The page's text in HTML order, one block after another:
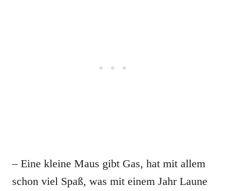
– Eine kleine Maus gibt Gas, hat mit allem
schon viel Spaß, was mit einem Jahr Laune